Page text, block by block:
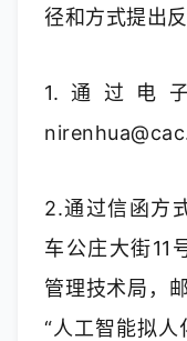
径和方式提出反
1.通过电
2.通过信函方
车公庄大街11
管理技术局，
“人工智能拟